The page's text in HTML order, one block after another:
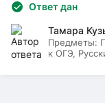
Ответ дан
Тамара
Предметы:
к ОГЭ,